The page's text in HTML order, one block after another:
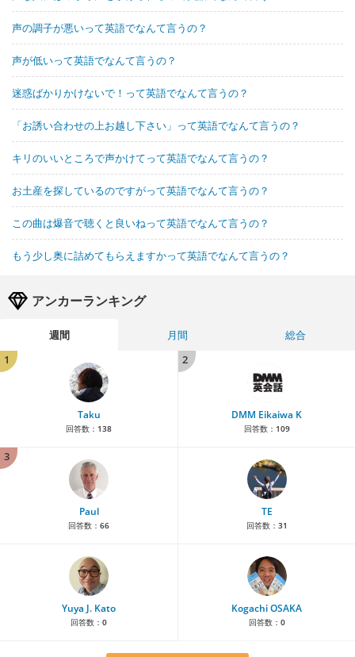
声の調子が悪いって英語でなんて言うの？
声が低いって英語でなんて言うの？
迷惑ばかりかけないで！って英語でなんて言うの？
「お誘い合わせの上お越し下さい」って英語でなんて言うの？
キリのいいところで声かけてって英語でなんて言うの？
お土産を探しているのですがって英語でなんて言うの？
この曲は爆音で聴くと良いねって英語でなんて言うの？
もう少し奥に詰めてもらえますかって英語でなんて言うの？
アンカーランキング
週間 月間
総合
1
Taku
回答数： 138
2
DMM Eikaiwa K
回答数： 109
3
Paul
回答数： 66
TE
回答数： 31
Yuya J. Kato
回答数： 0
Kogachi OSAKA
回答数： 0